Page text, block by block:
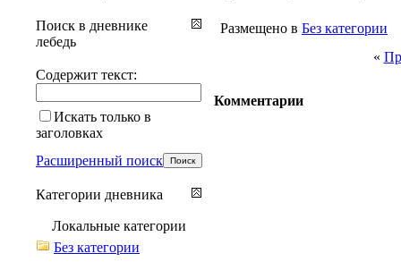
Размещено в Без категории
«
Комментарии
Поиск в дневнике
лебедь
Содержит текст:
Искать только в
заголовках
Расширенный поиск
Категории дневника
Локальные категории
Без категории